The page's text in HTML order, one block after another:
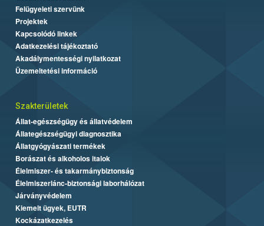
Felügyeleti szervünk
Projektek
Kapcsolódó linkek
Adatkezelési tájékoztató
Akadálymentességi nyilatkozat
Üzemeltetési információ
Szakterületek
Állat-egészségügy és állatvédelem
Állategészségügyi diagnosztika
Állatgyógyászati termékek
Borászat és alkoholos italok
Élelmiszer- és takarmánybiztonság
Élelmiszerlánc-biztonsági laborhálózat
Járványvédelem
Kiemelt ügyek, EUTR
Kockázatkezelés